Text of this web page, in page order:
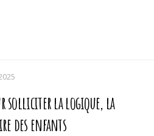
solliciter la logique, la
des enfants